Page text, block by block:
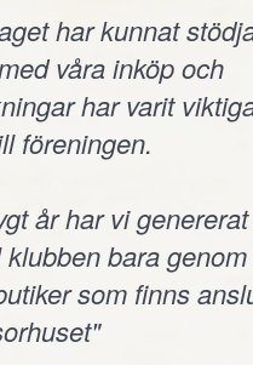
har kunnat
våra inköp och
har varit
föreningen.
år har vi
bara
som finns